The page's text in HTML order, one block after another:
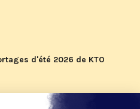
d'été 2026 de KTO